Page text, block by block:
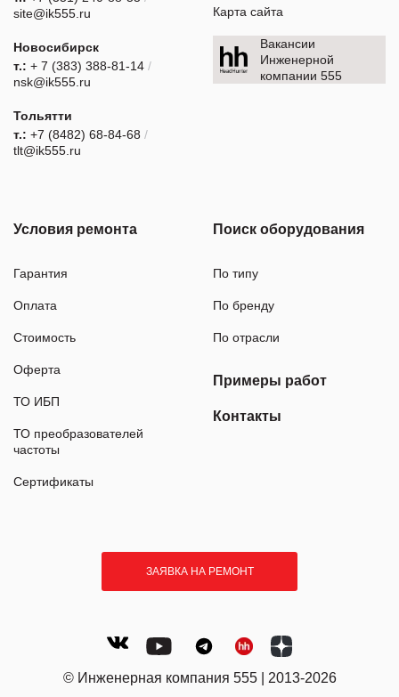
site@ik555.ru
Новосибирск
т.: + 7 (383) 388-81-14 /
nsk@ik555.ru
Тольятти
т.: +7 (8482) 68-84-68 /
tlt@ik555.ru
Карта сайта
Вакансии
Инженерной
компании 555
Условия ремонта
Гарантия
Оплата
Стоимость
Оферта
ТО ИБП
ТО преобразователей
частоты
Сертификаты
Поиск оборудования
По типу
По бренду
По отрасли
Примеры работ
Контакты
ЗАЯВКА НА РЕМОНТ
© Инженерная компания 555 | 2013-2026